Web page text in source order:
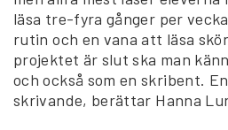
läsa tre-fyra gånger per
rutin och en vana att läsa
projektet är slut ska man
och också som en skribent.
skrivande, berättar Hanna